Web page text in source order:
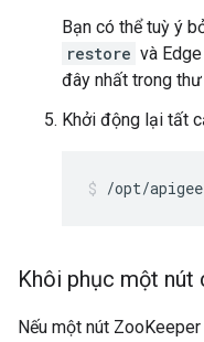
Bạn có thể tuỳ ý
restore và
đây nhất trong
Khởi động lại tất
/opt/
Khôi phục một nút
Nếu một nút